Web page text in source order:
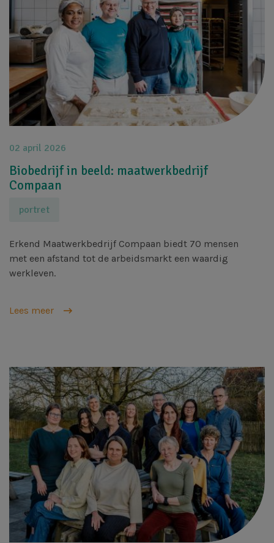
02 april 2026
Biobedrijf in beeld: maatwerkbedrijf
Compaan
portret
Erkend Maatwerkbedrijf Compaan biedt 70 mensen
met een afstand tot de arbeidsmarkt een waardig
werkleven.
Lees meer
Afbeelding